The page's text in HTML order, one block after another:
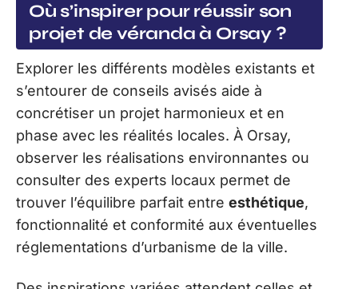
Où s’inspirer pour réussir son
projet de véranda à Orsay ?
Explorer les différents modèles existants et
s’entourer de conseils avisés aide à
concrétiser un projet harmonieux et en
phase avec les réalités locales. À Orsay,
observer les réalisations environnantes ou
consulter des experts locaux permet de
trouver l’équilibre parfait entre esthétique,
fonctionnalité et conformité aux éventuelles
réglementations d’urbanisme de la ville.